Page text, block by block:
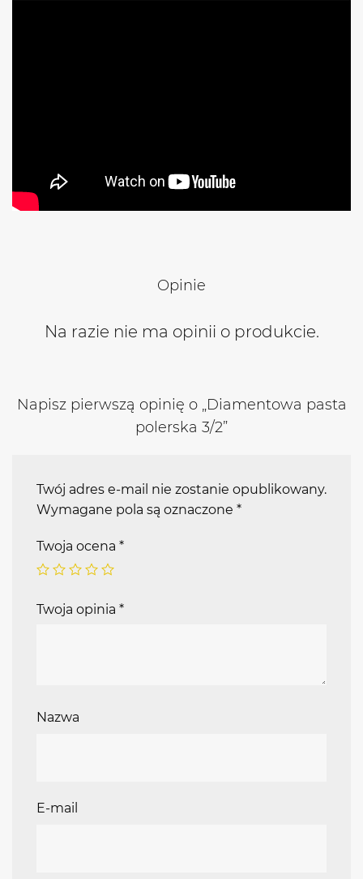
Opinie
Na razie nie ma opinii o produkcie.
Napisz pierwszą opinię o „Diamentowa pasta
polerska 3/2”
Twój adres e-mail nie zostanie opublikowany.
Wymagane pola są oznaczone *
Twoja ocena *
Twoja opinia *
Nazwa
E-mail